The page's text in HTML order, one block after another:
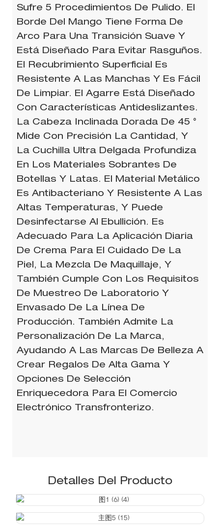
Sufre 5 Procedimientos De Pulido. El
Borde Del Mango Tiene Forma De
Arco Para Una Transición Suave Y
Está Diseñado Para Evitar Rasguños.
El Recubrimiento Superficial Es
Resistente A Las Manchas Y Es Fácil
De Limpiar. El Agarre Está Diseñado
Con Características Antideslizantes.
La Cabeza Inclinada Dorada De 45 °
Mide Con Precisión La Cantidad, Y
La Cuchilla Ultra Delgada Profundiza
En Los Materiales Sobrantes De
Botellas Y Latas. El Material Metálico
Es Antibacteriano Y Resistente A Las
Altas Temperaturas, Y Puede
Desinfectarse Al Ebullición. Es
Adecuado Para La Aplicación Diaria
De Crema Para El Cuidado De La
Piel, La Mezcla De Maquillaje, Y
También Cumple Con Los Requisitos
De Muestreo De Laboratorio Y
Envasado De La Línea De
Producción. También Admite La
Personalización De La Marca,
Ayudando A Las Marcas De Belleza A
Crear Regalos De Alta Gama Y
Opciones De Selección
Enriquecedora Para El Comercio
Electrónico Transfronterizo.
Detalles Del Producto